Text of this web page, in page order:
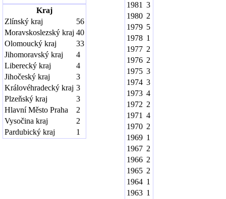
Kraj
Zlínský kraj
56
Moravskoslezský kraj 40
Olomoucký kraj
33
Jihomoravský kraj
4
Liberecký kraj
4
Jihočeský kraj
3
Královéhradecký kraj 3
Plzeňský kraj
3
Hlavní Město Praha
2
Vysočina kraj
2
Pardubický kraj
1
1981 3
1980 2
1979 5
1978 1
1977 2
1976 2
1975 3
1974 3
1973 4
1972 2
1971 4
1970 2
1969 1
1967 2
1966 2
1965 2
1964 1
1963 1